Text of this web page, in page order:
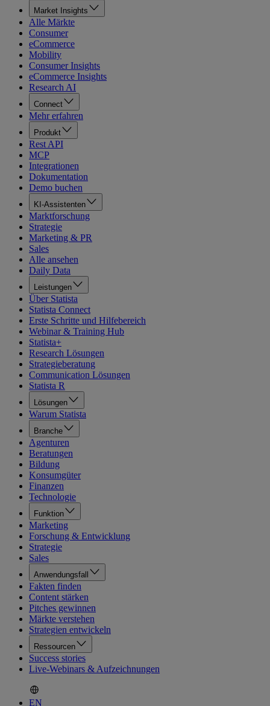
Market Insights
Alle Märkte
Consumer
eCommerce
Mobility
Consumer Insights
eCommerce Insights
Research AI
Connect
Mehr erfahren
Produkt
Rest API
MCP
Integrationen
Dokumentation
Demo buchen
KI-Assistenten
Marktforschung
Strategie
Marketing & PR
Sales
Alle ansehen
Daily Data
Leistungen
Über Statista
Statista Connect
Erste Schritte und Hilfebereich
Webinar & Training Hub
Statista+
Research Lösungen
Strategieberatung
Communication Lösungen
Statista R
Lösungen
Warum Statista
Branche
Agenturen
Beratungen
Bildung
Konsumgüter
Finanzen
Technologie
Funktion
Marketing
Forschung & Entwicklung
Strategie
Sales
Anwendungsfall
Fakten finden
Content stärken
Pitches gewinnen
Märkte verstehen
Strategien entwickeln
Ressourcen
Success stories
Live-Webinars & Aufzeichnungen
EN